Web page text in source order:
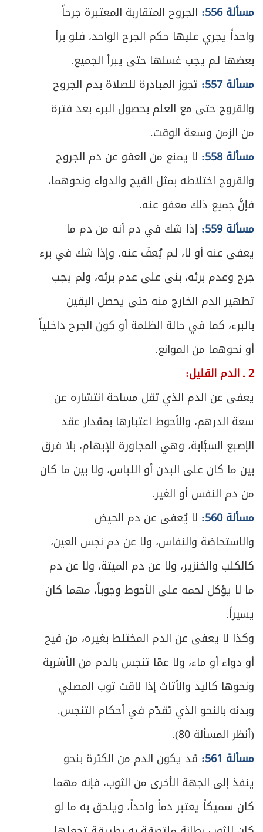
مسألة 556:
الجروح المتقاربة المعتبرة جرحاً
واحداً يجري عليها حكم الجرح الواحد، فلو برأ
بعضها لـم يجب غسلها حتى يبرأ الجميع.
مسألة 557:
تجوز المبادرة للصلاة بدم الجروح
والقروح حتى مع العلم بحصول البرء بعد فترة
من الزمن وسعة الوقت.
مسألة 558:
لا يمنع من العفو عن دم الجروح
والقروح اختلاطه بمثل القيح والدواء ونحوهما،
فإنَّ جميع ذلك معفو عنه.
مسألة 559:
إذا شك في دم أنه من دم ما
يعفى عنه أو لا، لـم يُعفَ عنه. وإذا شك في برء
جرح وعدم برئه، بنى على عدم برئه، ولم يجب
تطهير الدم الخارج منه حتى يحصل اليقين
بالبرء، كما في حالة الظلمة أو كون الجرح داخلياً
أو نحوهما من الموانع.
2 ـ الدم القليل:
يعفى عن الدم الذي تقل مساحة انتشاره عن
سعة الدرهم، والأحوط اعتبارها بمقدار عقد
الإصبع السبَّابة، وهي المجاورة للإبهام، بلا فرق
بين ما كان على البدن أو اللباس، ولا بين ما كان
من دم النفس أو الغير.
مسألة 560:
لا يُعفى عن دم الحيض
والاستحاضة والنفاس، ولا عن دم نجس العين،
كالكلب والخنزير، ولا عن دم الميتة، ولا عن دم
ما لا يؤكل لحمه على الأحوط وجوباً، مهما كان
يسيراً.
وكذا لا يعفى عن الدم المختلط بغيره، من قيح
أو دواء أو ماء، ولا عمّا تنجس بالدم من الأشربة
ونحوها كاليد والأثاث إذا لاقت ثوب المصلي
وبدنه بالنحو الذي تقدّم في أحكام التنجس.
(أنظر المسألة 80).
مسألة 561:
قد يكون الدم من الكثرة بنحو
ينفذ إلى الجهة الأخرى من الثوب، فإنه مهما
كان سميكاً يعتبر دماً واحداً، ويلحق به ما لو
394 المبحث الرابع ـ في شروط إمام الجماعة
ص
398 المبحث الخامس ـ في كيفية صلاة الجماعة
400
المبحث السادس ـ في أحكام مترتبة على
الجماعة
403
الفصل السادس - في سائر الصلوات الواجبة
والمستحبة
ص
405 المبحث الأول ـ في صلاة الجمعة
409 المبحث الثاني ـ في صلاة الآيات
ص
413 المبحث الثالث ـ في صلاة العيدين
ص
415 المبحث الرابع ـ في صلوات أخرى مستحبة
ص
417 الفصل السابع - في القضاء
ص
419 متى يجب القضاء؟
420 ما يَجب قضاؤه من الصلاة
ص
421 أحكام القضاء
ص
423 القضاء عن الميت
430 الباب الثالث - في الصوم والاعتكاف
ص
432 الفصل الأول - في الصوم
ص
433 المبحث الأول ـ في ثبوت الهلال
ص
443 المبحث الثاني ـ في شروط الصوم
ص المبحث الثالث ـ في الصوم ونيته
ص
454 المبحث الرابع ـ في المفطرات
ص461 المبحث الخامس ـ في الكفارة
ص
467 المبحث السادس ـ في الفدية
469 المبحث السابع ـ في القضاء
ص
473 الفصل الثاني: في الاعتكاف
ص
475 المبحث الأول ـ في شرائط الاعتكاف
المبحث الثاني ـ في ما يحرم على المعتكف